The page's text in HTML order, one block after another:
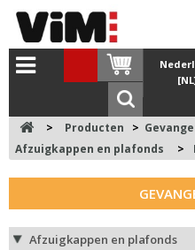
> Producten >
Afzuigkappen en plafonds
>
Afzuigkappen en plafonds